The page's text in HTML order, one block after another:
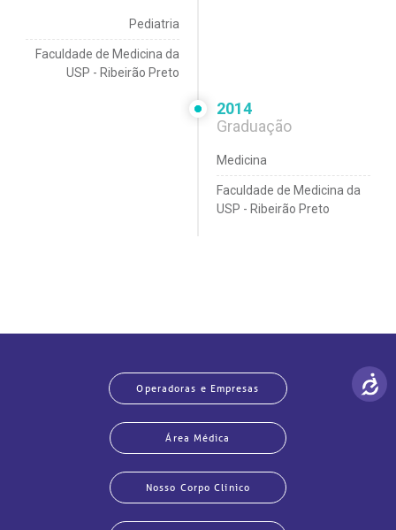
Pediatria
Faculdade de Medicina da
USP - Ribeirão Preto
2014
Graduação
Medicina
Faculdade de Medicina da
USP - Ribeirão Preto
Operadoras e Empresas
Área Médica
Nosso Corpo Clínico